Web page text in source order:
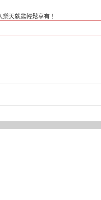
天就能輕鬆享有！